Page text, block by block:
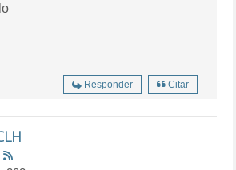
Responder Citar